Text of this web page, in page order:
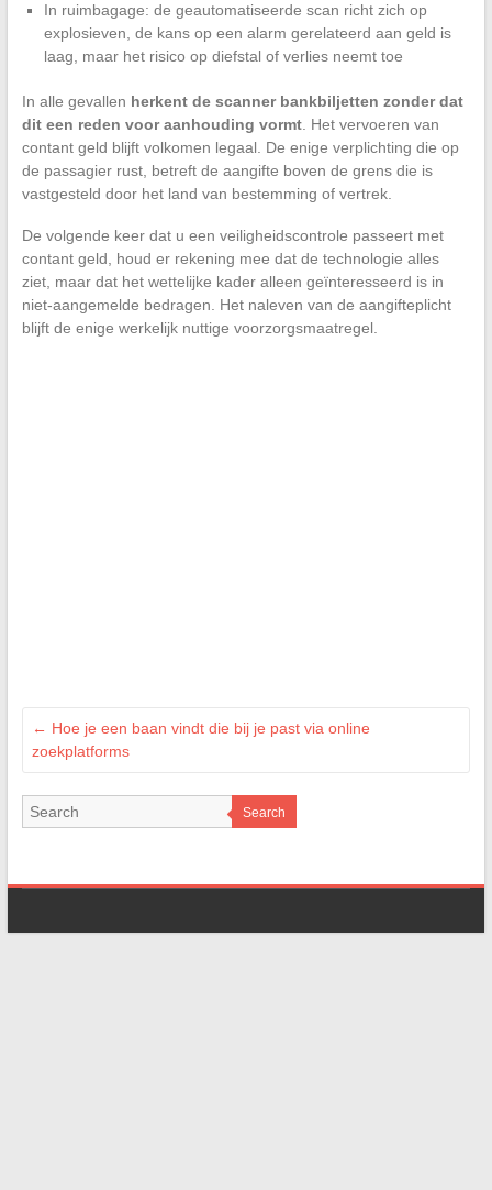
In ruimbagage: de geautomatiseerde scan richt zich op
explosieven, de kans op een alarm gerelateerd aan geld is
laag, maar het risico op diefstal of verlies neemt toe
In alle gevallen herkent de scanner bankbiljetten zonder dat
dit een reden voor aanhouding vormt. Het vervoeren van
contant geld blijft volkomen legaal. De enige verplichting die op
de passagier rust, betreft de aangifte boven de grens die is
vastgesteld door het land van bestemming of vertrek.
De volgende keer dat u een veiligheidscontrole passeert met
contant geld, houd er rekening mee dat de technologie alles
ziet, maar dat het wettelijke kader alleen geïnteresseerd is in
niet-aangemelde bedragen. Het naleven van de aangifteplicht
blijft de enige werkelijk nuttige voorzorgsmaatregel.
← Hoe je een baan vindt die bij je past via online
zoekplatforms
Search